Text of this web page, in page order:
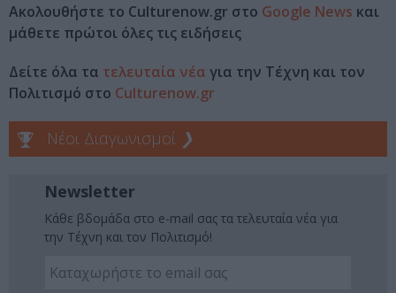
Ακολουθήστε το Culturenow.gr στο Google News και
μάθετε πρώτοι όλες τις ειδήσεις
Δείτε όλα τα τελευταία νέα για την Τέχνη και τον
Πολιτισμό στο Culturenow.gr
Νέοι Διαγωνισμοί ❯
Newsletter
Κάθε βδομάδα στο e-mail σας τα τελευταία νέα για
την Τέχνη και τον Πολιτισμό!